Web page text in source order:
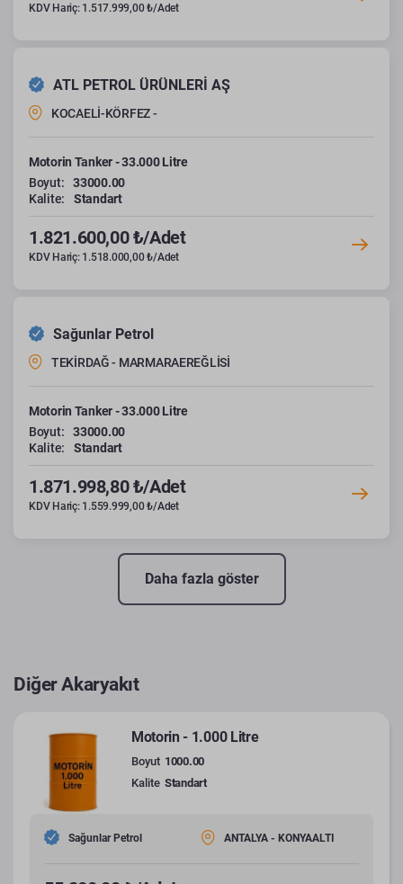
KDV Hariç: 1.517.999,00 ₺/Adet
ATL PETROL ÜRÜNLERİ AŞ
KOCAELİ-KÖRFEZ -
Motorin Tanker - 33.000 Litre
Boyut:
33000.00
Kalite:
Standart
1.821.600,00 ₺/Adet
KDV Hariç: 1.518.000,00 ₺/Adet
Sağunlar Petrol
TEKİRDAĞ - MARMARAEREĞLİSİ
Motorin Tanker - 33.000 Litre
Boyut:
33000.00
Kalite:
Standart
1.871.998,80 ₺/Adet
KDV Hariç: 1.559.999,00 ₺/Adet
Daha fazla göster
Diğer Akaryakıt
Motorin - 1.000 Litre
Boyut 1000.00
Kalite Standart
Sağunlar Petrol ANTALYA - KONYAALTI